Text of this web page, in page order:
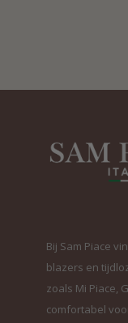
Bij Sam Piace
blazers en
zoals Mi Piace,
comfortabel